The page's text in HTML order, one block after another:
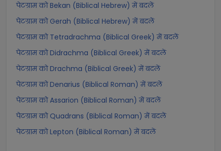
पेटग्राम को Bekan (Biblical Hebrew) में बदलें
पेटग्राम को Gerah (Biblical Hebrew) में बदलें
पेटग्राम को Tetradrachma (Biblical Greek) में बदलें
पेटग्राम को Didrachma (Biblical Greek) में बदलें
पेटग्राम को Drachma (Biblical Greek) में बदलें
पेटग्राम को Denarius (Biblical Roman) में बदलें
पेटग्राम को Assarion (Biblical Roman) में बदलें
पेटग्राम को Quadrans (Biblical Roman) में बदलें
पेटग्राम को Lepton (Biblical Roman) में बदलें